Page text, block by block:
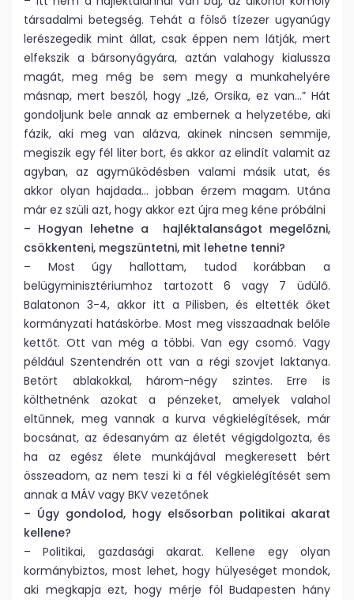
társadalmi betegség. Tehát a fölső tízezer ugyanúgy
lerészegedik mint állat, csak éppen nem látják, mert
elfekszik a bársonyágyára, aztán valahogy kialussza
magát, meg még be sem megy a munkahelyére
másnap, mert beszól, hogy „Izé, Orsika, ez van…” Hát
gondoljunk bele annak az embernek a helyzetébe, aki
fázik, aki meg van alázva, akinek nincsen semmije,
megiszik egy fél liter bort, és akkor az elindít valamit az
agyban, az agyműködésben valami másik utat, és
akkor olyan hajdada… jobban érzem magam. Utána
már ez szüli azt, hogy akkor ezt újra meg kéne próbálni
– Hogyan lehetne a hajléktalanságot megelőzni,
csökkenteni, megszüntetni, mit lehetne tenni?
– Most úgy hallottam, tudod korábban a
belügyminisztériumhoz tartozott 6 vagy 7 üdülő.
Balatonon 3-4, akkor itt a Pilisben, és eltették őket
kormányzati hatáskörbe. Most meg visszaadnak belőle
kettőt. Ott van még a többi. Van egy csomó. Vagy
például Szentendrén ott van a régi szovjet laktanya.
Betört ablakokkal, három-négy szintes. Erre is
költhetnénk azokat a pénzeket, amelyek valahol
eltűnnek, meg vannak a kurva végkielégítések, már
bocsánat, az édesanyám az életét végigdolgozta, és
ha az egész élete munkájával megkeresett bért
összeadom, az nem teszi ki a fél végkielégítését sem
annak a MÁV vagy BKV vezetőnek
– Úgy gondolod, hogy elsősorban politikai akarat
kellene?
– Politikai, gazdasági akarat. Kellene egy olyan
kormánybiztos, most lehet, hogy hülyeséget mondok,
aki megkapja ezt, hogy mérje föl Budapesten hány